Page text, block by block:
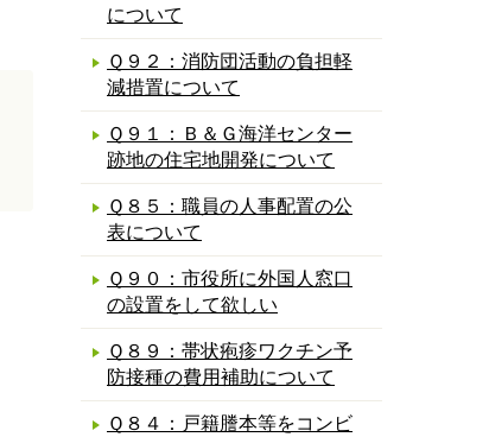
について
Ｑ９２：消防団活動の負担軽
減措置について
Ｑ９１：Ｂ＆Ｇ海洋センター
跡地の住宅地開発について
Ｑ８５：職員の人事配置の公
表について
Ｑ９０：市役所に外国人窓口
の設置をして欲しい
Ｑ８９：帯状疱疹ワクチン予
防接種の費用補助について
Ｑ８４：戸籍謄本等をコンビ